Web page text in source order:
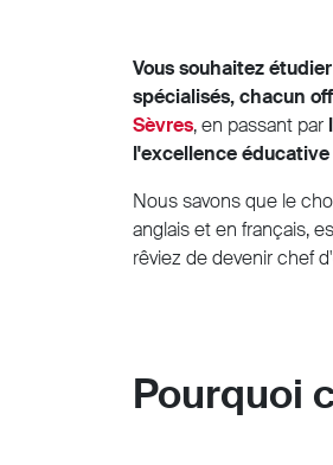
Vous souhaitez
spécialisés, chacun
Sèvres, en passant par
l'excellence
Nous savons que le
anglais et en français,
rêviez de devenir chef
Pourquoi